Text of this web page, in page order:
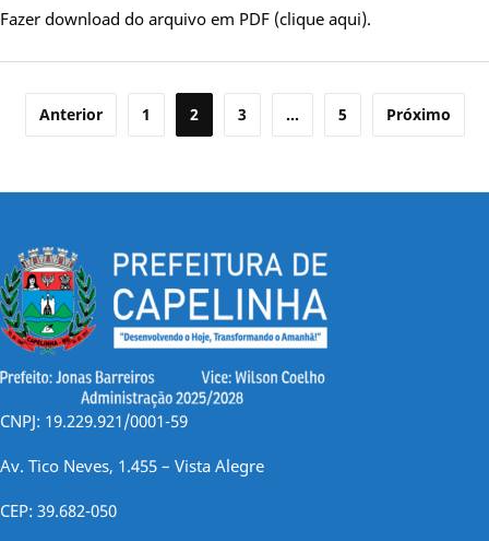
Fazer download do arquivo em PDF (clique aqui).
Paginação
posts
Anterior 1 2 3 … 5 Próximo
CNPJ: 19.229.921/0001-59
Av. Tico Neves, 1.455 – Vista Alegre
CEP: 39.682-050